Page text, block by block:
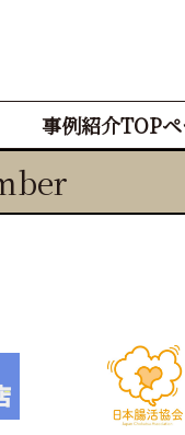
事例紹介TOP